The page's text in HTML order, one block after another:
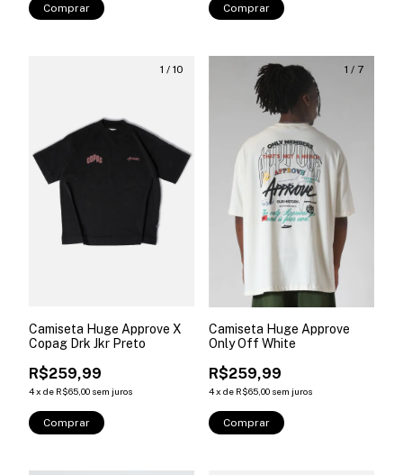
Comprar Comprar
1 / 10
Camiseta Huge Approve X
Copag Drk Jkr Preto
R$259,99
4x de R$65,00 sem juros
Comprar
1 / 7
Camiseta Huge Approve
Only Off White
R$259,99
4x de R$65,00 sem juros
Comprar